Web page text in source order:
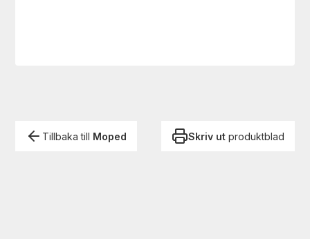
Tillbaka till Moped Skriv utproduktblad